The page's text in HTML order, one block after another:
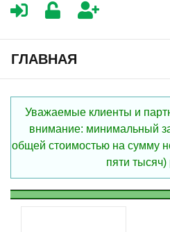
ГЛАВНАЯ
Уважаемые клиенты и
внимание: минимальный
общей стоимостью на сумму
пяти тысяч)